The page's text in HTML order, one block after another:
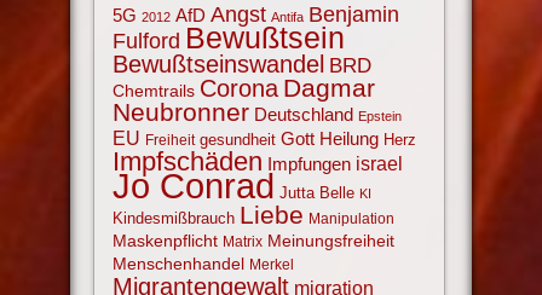
5G 2012 AfD Angst Antifa Benjamin
Fulford Bewußtsein
Bewußtseinswandel BRD
Chemtrails Corona Dagmar
Neubronner Deutschland Epstein
EU Freiheit gesundheit Gott Heilung Herz
Impfschäden Impfungen israel
Jo Conrad Jutta Belle KI
Kindesmißbrauch Liebe Manipulation
Maskenpflicht Matrix Meinungsfreiheit
Menschenhandel Merkel
Migrantengewalt migration